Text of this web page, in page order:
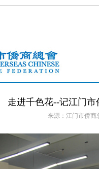
走进千色花--记江门
来源：江门市侨商